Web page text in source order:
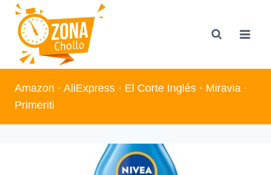
Saltar
contenido
Amazon · AliExpress · El Corte Inglés · Miravia ·
Primeriti